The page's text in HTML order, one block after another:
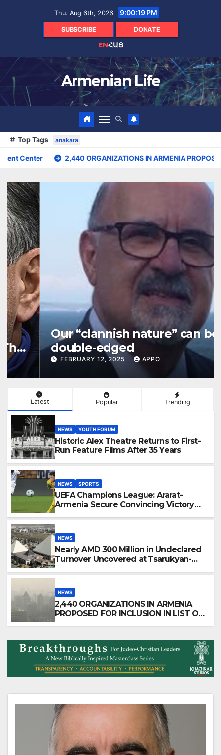
Thu. Aug 6th, 2026 9:00:21 PM
SUBSCRIBE DONATE
ENՀԱՅ
Armenian Life
Top Tags anakara
IN ARMENIA PROPOSED FOR INCLUSION IN LIST
Our “clannish nature” can be
double-edged
FEBRUARY 12, 2025 APPO
Latest Popular Trending
NEWS YOUTH FORUM
Historic Alex Theatre Returns to First-
Run Feature Films After 35 Years
NEWS SPORTS
UEFA Champions League: Ararat-
Armenia Secure Convincing Victory
NEWS
Nearly AMD 300 Million in Undeclared
Turnover Uncovered at Tsarukyan-
NEWS
2,440 ORGANIZATIONS IN ARMENIA
PROPOSED FOR INCLUSION IN LIST OF